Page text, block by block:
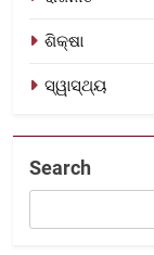
ଶିକ୍ଷା
ସ୍ୱାସ୍ଥ୍ୟ
Search